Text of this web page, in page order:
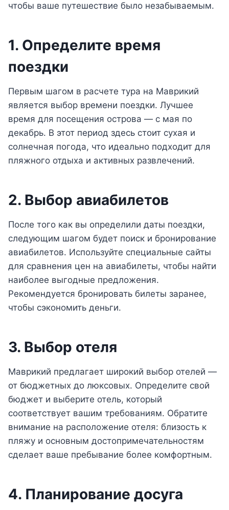
чтобы ваше путешествие было незабываемым.
1. Определите время
поездки
Первым шагом в расчете тура на Маврикий
является выбор времени поездки. Лучшее
время для посещения острова — с мая по
декабрь. В этот период здесь стоит сухая и
солнечная погода, что идеально подходит для
пляжного отдыха и активных развлечений.
2. Выбор авиабилетов
После того как вы определили даты поездки,
следующим шагом будет поиск и бронирование
авиабилетов. Используйте специальные сайты
для сравнения цен на авиабилеты, чтобы найти
наиболее выгодные предложения.
Рекомендуется бронировать билеты заранее,
чтобы сэкономить деньги.
3. Выбор отеля
Маврикий предлагает широкий выбор отелей —
от бюджетных до люксовых. Определите свой
бюджет и выберите отель, который
соответствует вашим требованиям. Обратите
внимание на расположение отеля: близость к
пляжу и основным достопримечательностям
сделает ваше пребывание более комфортным.
4. Планирование досуга